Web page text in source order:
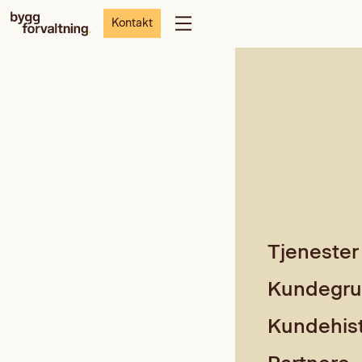
Kontakt
Tjenester